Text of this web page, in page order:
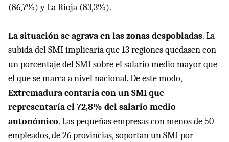
(86,7%) y La Rioja (83,3%).
La situación se agrava en las zonas despobladas. La
subida del SMI implicaría que 13 regiones quedasen con
un porcentaje del SMI sobre el salario medio mayor que
el que se marca a nivel nacional. De este modo,
Extremadura contaría con un SMI que
representaría el 72,8% del salario medio
autonómico. Las pequeñas empresas con menos de 50
empleados, de 26 provincias, soportan un SMI por